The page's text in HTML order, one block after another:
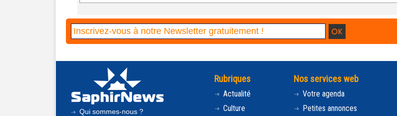
Qui sommes-nous ?
Rubriques
Actualité
Culture
Nos services web
Votre agenda
Petites annonces